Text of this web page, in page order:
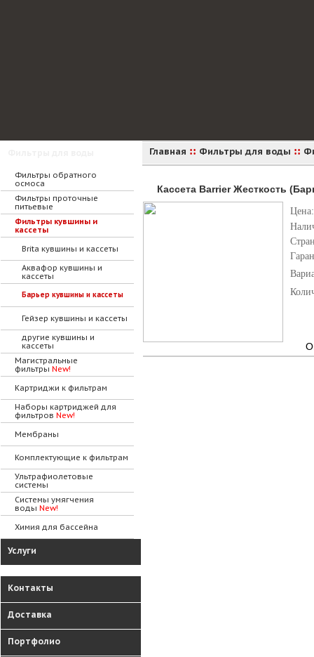
Фильтры обратного
осмоса
Фильтры проточные
питьевые
Фильтры кувшины и
кассеты
Brita кувшины и кассеты
Аквафор кувшины и
кассеты
Барьер кувшины и кассеты
Гейзер кувшины и кассеты
другие кувшины и
кассеты
Магистральные
фильтры New!
Картриджи к фильтрам
Наборы картриджей для
фильтров New!
Мембраны
Комплектующие к фильтрам
Ультрафиолетовые
системы
Системы умягчения
воды New!
Химия для бассейна
Услуги
Контакты
Доставка
Портфолио
Главная :: Фильтры для воды ::
Кассета Barrier Жесткость
Цена: